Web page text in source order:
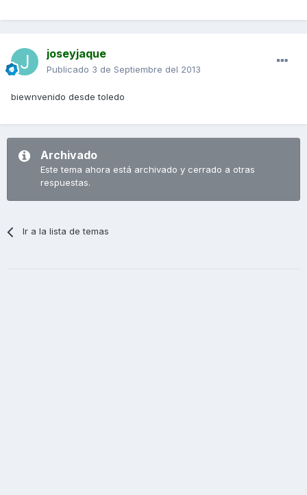
joseyjaque
Publicado 3 de Septiembre del 2013
biewnvenido desde toledo
Archivado
Este tema ahora está archivado y cerrado a otras
respuestas.
Ir a la lista de temas